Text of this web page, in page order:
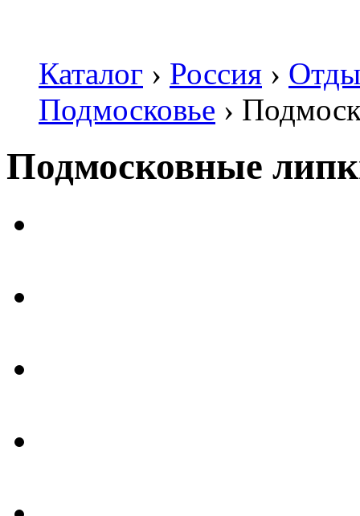
Каталог › Россия ›
Подмосковье ›
Подмосковные